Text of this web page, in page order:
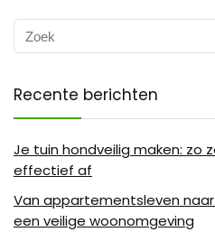
Recente berichten
Je tuin hondveilig maken: zo
effectief af
Van appartementsleven
een veilige woonomgeving